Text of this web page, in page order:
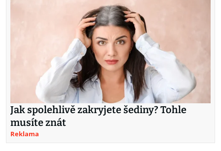
Jak spolehlivě zakryjete šediny? Tohle
musíte znát
Reklama